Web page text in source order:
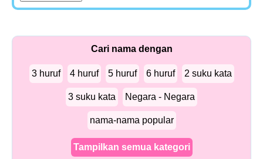
Cari nama dengan
3 huruf 4 huruf 5 huruf 6 huruf 2 suku kata
3 suku kata Negara - Negara
nama-nama popular
Tampilkan semua kategori